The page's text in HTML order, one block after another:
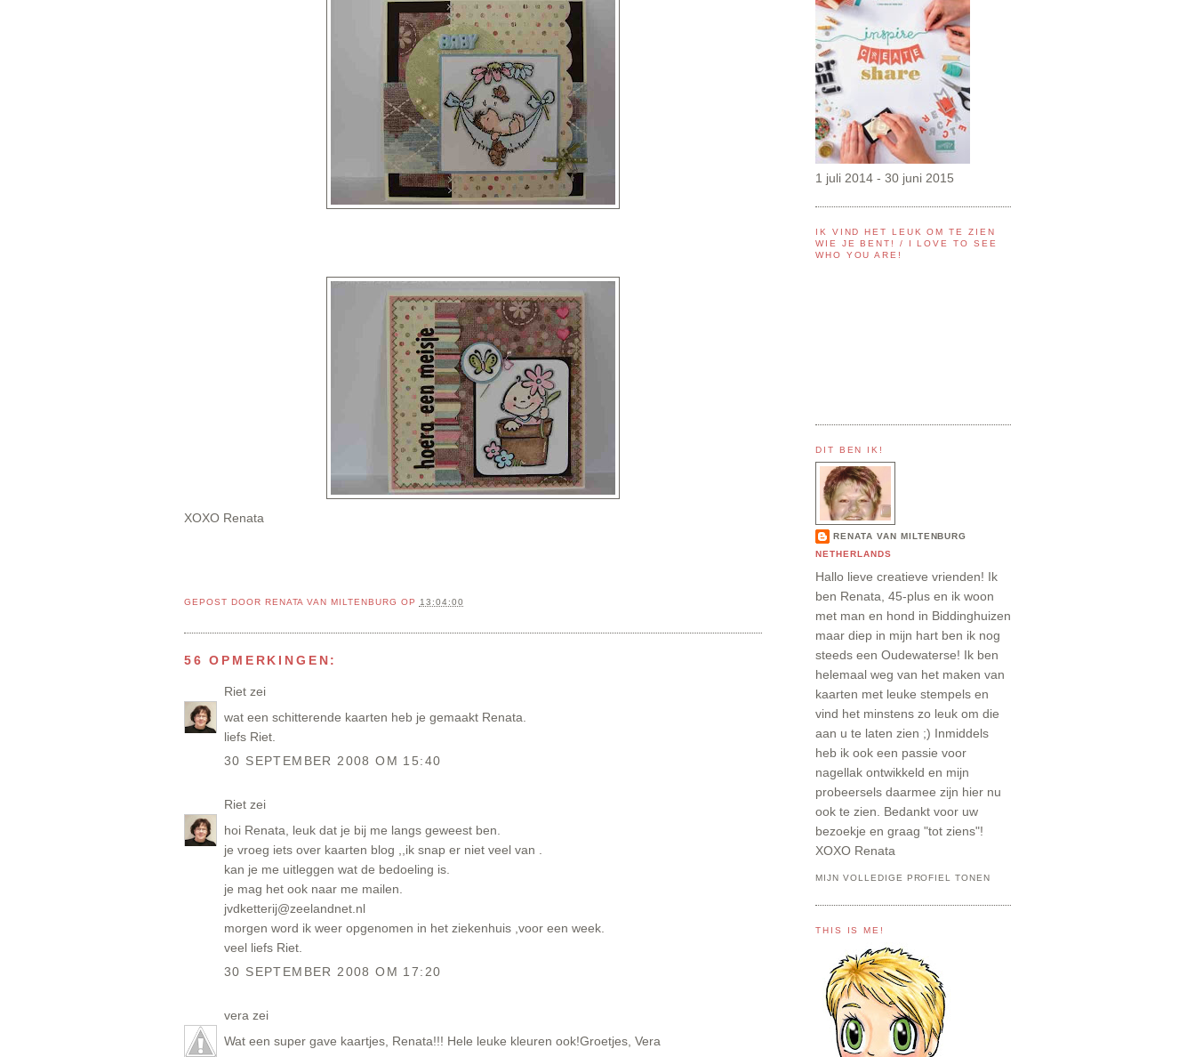
XOXO Renata
GEPOST DOOR RENATA VAN MILTENBURG OP 13:04:00
56 OPMERKINGEN:
Riet zei
wat een schitterende kaarten heb je gemaakt Renata.
liefs Riet.
30 SEPTEMBER 2008 OM 15:40
Riet zei
hoi Renata, leuk dat je bij me langs geweest ben.
je vroeg iets over kaarten blog ,,ik snap er niet veel van .
kan je me uitleggen wat de bedoeling is.
je mag het ook naar me mailen.
jvdketterij@zeelandnet.nl
morgen word ik weer opgenomen in het ziekenhuis ,voor een week.
veel liefs Riet.
30 SEPTEMBER 2008 OM 17:20
vera zei
Wat een super gave kaartjes, Renata!!! Hele leuke kleuren ook!Groetjes, Vera
1 juli 2014 - 30 juni 2015
IK VIND HET LEUK OM TE ZIEN
WIE JE BENT! / I LOVE TO SEE
WHO YOU ARE!
DIT BEN IK!
RENATA VAN MILTENBURG
NETHERLANDS
Hallo lieve creatieve vrienden! Ik
ben Renata, 45-plus en ik woon
met man en hond in Biddinghuizen
maar diep in mijn hart ben ik nog
steeds een Oudewaterse! Ik ben
helemaal weg van het maken van
kaarten met leuke stempels en
vind het minstens zo leuk om die
aan u te laten zien ;) Inmiddels
heb ik ook een passie voor
nagellak ontwikkeld en mijn
probeersels daarmee zijn hier nu
ook te zien. Bedankt voor uw
bezoekje en graag "tot ziens"!
XOXO Renata
MIJN VOLLEDIGE PROFIEL TONEN
THIS IS ME!